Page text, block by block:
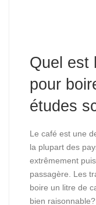
Quel est
pour
études
Le café est une
la plupart des
extrêmement
passagère. Les
boire un litre de
bien